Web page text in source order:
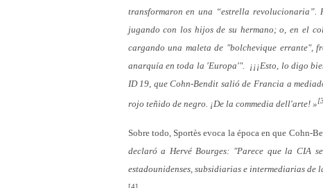
transformaron en una “estrella revolucionaria”.
jugando con los hijos de su hermano; o, en el
cargando una maleta de "bolchevique errante",
anarquía en toda la 'Europa'". ¡¡¡Esto, lo digo
ID 19, que Cohn-Bendit salió de Francia a
rojo teñido de negro. ¡De la commedia dell'arte! »
Sobre todo, Sportès evoca la época en que Cohn-
declaró a Hervé Bourges: "Parece que la CIA
estadounidenses, subsidiarias e intermediarias
[4]